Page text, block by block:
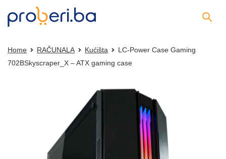
Home RAČUNALA Kućišta
LC-Power Case Gaming
702BSkyscraper_X – ATX gaming case